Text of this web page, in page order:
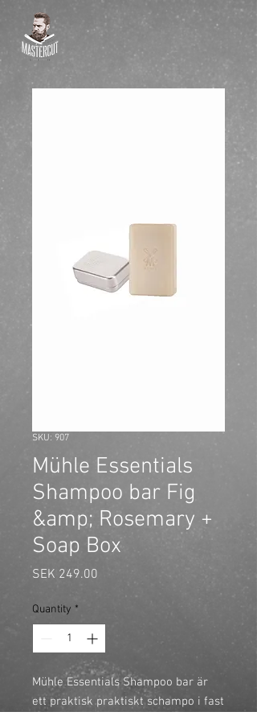
SKU: 907
Mühle Essentials
Shampoo bar Fig
&amp; Rosemary +
Soap Box
SEK 249.00
Quantity *
Mühle Essentials Shampoo bar är
ett praktisk praktiskt schampo i fast